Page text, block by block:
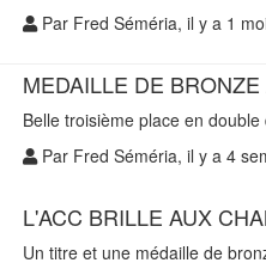
Par Fred Séméria, il y a 1
MEDAILLE DE
Belle troisième place en
Par Fred Séméria, il y a 4
L'ACC BRILLE AUX
Un titre et une médaille de